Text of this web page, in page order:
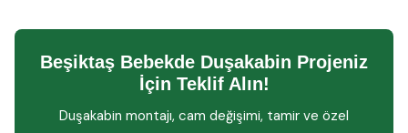
Beşiktaş Bebekde Duşakabin Projeniz
İçin Teklif Alın!
Duşakabin montajı, cam değişimi, tamir ve özel